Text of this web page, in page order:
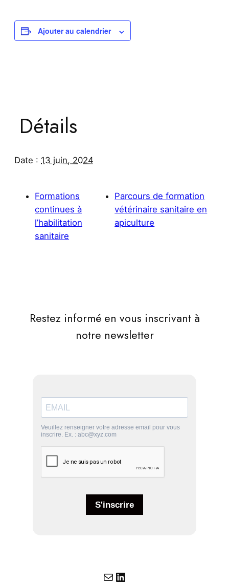
Ajouter au calendrier
Détails
Date : 13 juin, 2024
Formations
continues à
l’habilitation
sanitaire
Parcours de formation
vétérinaire sanitaire en
apiculture
Restez informé en vous inscrivant à
notre newsletter
E-mailLinkedIn